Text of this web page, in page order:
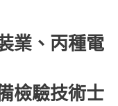
業、丙種電
檢驗技術士